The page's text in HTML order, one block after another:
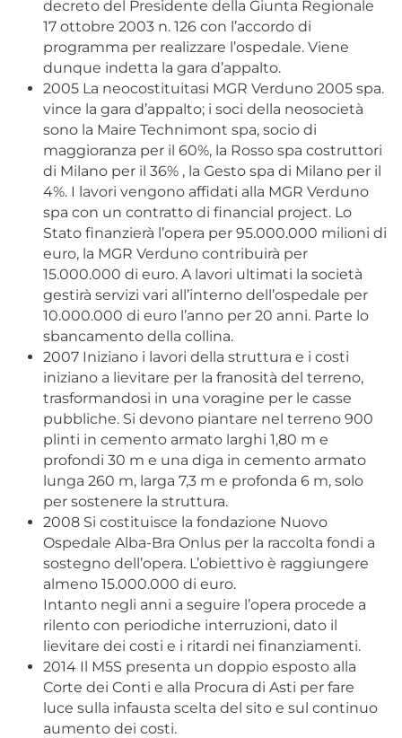
decreto del Presidente della Giunta Regionale
17 ottobre 2003 n. 126 con l’accordo di
programma per realizzare l’ospedale. Viene
dunque indetta la gara d’appalto.
2005 La neocostituitasi MGR Verduno 2005 spa.
vince la gara d’appalto; i soci della neosocietà
sono la Maire Technimont spa, socio di
maggioranza per il 60%, la Rosso spa costruttori
di Milano per il 36% , la Gesto spa di Milano per il
4%. I lavori vengono affidati alla MGR Verduno
spa con un contratto di financial project. Lo
Stato finanzierà l’opera per 95.000.000 milioni di
euro, la MGR Verduno contribuirà per
15.000.000 di euro. A lavori ultimati la società
gestirà servizi vari all’interno dell’ospedale per
10.000.000 di euro l’anno per 20 anni. Parte lo
sbancamento della collina.
2007 Iniziano i lavori della struttura e i costi
iniziano a lievitare per la franosità del terreno,
trasformandosi in una voragine per le casse
pubbliche. Si devono piantare nel terreno 900
plinti in cemento armato larghi 1,80 m e
profondi 30 m e una diga in cemento armato
lunga 260 m, larga 7,3 m e profonda 6 m, solo
per sostenere la struttura.
2008 Si costituisce la fondazione Nuovo
Ospedale Alba-Bra Onlus per la raccolta fondi a
sostegno dell’opera. L’obiettivo è raggiungere
almeno 15.000.000 di euro.
Intanto negli anni a seguire l’opera procede a
rilento con periodiche interruzioni, dato il
lievitare dei costi e i ritardi nei finanziamenti.
2014 Il M5S presenta un doppio esposto alla
Corte dei Conti e alla Procura di Asti per fare
luce sulla infausta scelta del sito e sul continuo
aumento dei costi.